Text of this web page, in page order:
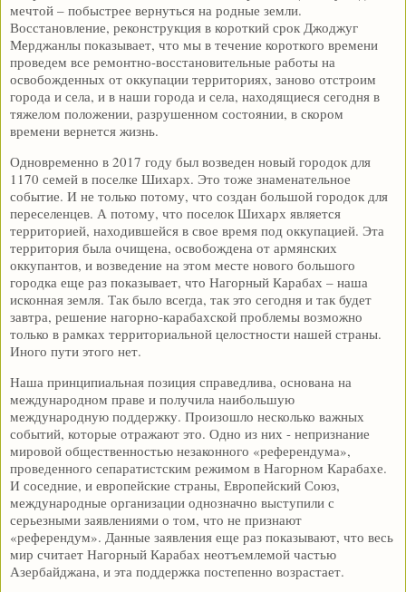
мечтой – побыстрее вернуться на родные земли.
Восстановление, реконструкция в короткий срок Джоджуг
Мерджанлы показывает, что мы в течение короткого времени
проведем все ремонтно-восстановительные работы на
освобожденных от оккупации территориях, заново отстроим
города и села, и в наши города и села, находящиеся сегодня в
тяжелом положении, разрушенном состоянии, в скором
времени вернется жизнь.
Одновременно в 2017 году был возведен новый городок для
1170 семей в поселке Шихарх. Это тоже знаменательное
событие. И не только потому, что создан большой городок для
переселенцев. А потому, что поселок Шихарх является
территорией, находившейся в свое время под оккупацией. Эта
территория была очищена, освобождена от армянских
оккупантов, и возведение на этом месте нового большого
городка еще раз показывает, что Нагорный Карабах – наша
исконная земля. Так было всегда, так это сегодня и так будет
завтра, решение нагорно-карабахской проблемы возможно
только в рамках территориальной целостности нашей страны.
Иного пути этого нет.
Наша принципиальная позиция справедлива, основана на
международном праве и получила наибольшую
международную поддержку. Произошло несколько важных
событий, которые отражают это. Одно из них - непризнание
мировой общественностью незаконного «референдума»,
проведенного сепаратистским режимом в Нагорном Карабахе.
И соседние, и европейские страны, Европейский Союз,
международные организации однозначно выступили с
серьезными заявлениями о том, что не признают
«референдум». Данные заявления еще раз показывают, что весь
мир считает Нагорный Карабах неотъемлемой частью
Азербайджана, и эта поддержка постепенно возрастает.